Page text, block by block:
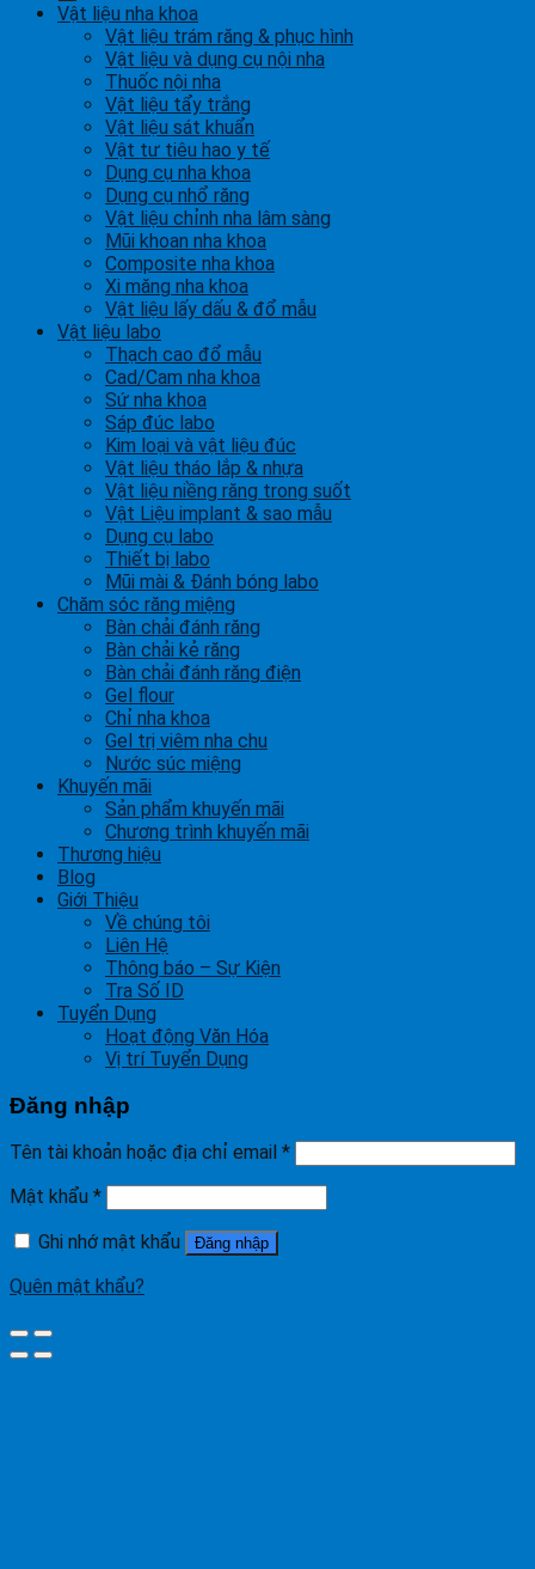
Vật liệu nha khoa
Vật liệu trám răng & phục hình
Vật liệu và dụng cụ nội nha
Thuốc nội nha
Vật liệu tẩy trắng
Vật liệu sát khuẩn
Vật tư tiêu hao y tế
Dụng cụ nha khoa
Dụng cụ nhổ răng
Vật liệu chỉnh nha lâm sàng
Mũi khoan nha khoa
Composite nha khoa
Xi măng nha khoa
Vật liệu lấy dấu & đổ mẫu
Vật liệu labo
Thạch cao đổ mẫu
Cad/Cam nha khoa
Sứ nha khoa
Sáp đúc labo
Kim loại và vật liệu đúc
Vật liệu tháo lắp & nhựa
Vật liệu niềng răng trong suốt
Vật Liệu implant & sao mẫu
Dụng cụ labo
Thiết bị labo
Mũi mài & Đánh bóng labo
Chăm sóc răng miệng
Bàn chải đánh răng
Bàn chải kẻ răng
Bàn chải đánh răng điện
Gel flour
Chỉ nha khoa
Gel trị viêm nha chu
Nước súc miệng
Khuyến mãi
Sản phẩm khuyến mãi
Chương trình khuyến mãi
Thương hiệu
Blog
Giới Thiệu
Về chúng tôi
Liên Hệ
Thông báo – Sự Kiện
Tra Số ID
Tuyển Dụng
Hoạt động Văn Hóa
Vị trí Tuyển Dụng
Đăng nhập
Tên tài khoản hoặc địa chỉ email *
Mật khẩu *
Ghi nhớ mật khẩu
Đăng nhập
Quên mật khẩu?